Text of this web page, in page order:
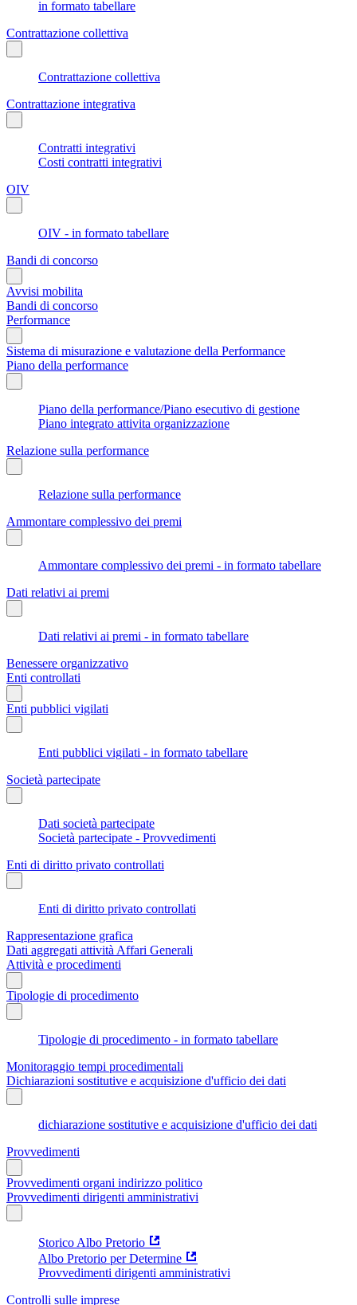
in formato tabellare
Contrattazione collettiva
Contrattazione collettiva
Contrattazione integrativa
Contratti integrativi
Costi contratti integrativi
OIV
OIV - in formato tabellare
Bandi di concorso
Avvisi mobilita
Bandi di concorso
Performance
Sistema di misurazione e valutazione della Performance
Piano della performance
Piano della performance/Piano esecutivo di gestione
Piano integrato attivita organizzazione
Relazione sulla performance
Relazione sulla performance
Ammontare complessivo dei premi
Ammontare complessivo dei premi - in formato tabellare
Dati relativi ai premi
Dati relativi ai premi - in formato tabellare
Benessere organizzativo
Enti controllati
Enti pubblici vigilati
Enti pubblici vigilati - in formato tabellare
Società partecipate
Dati società partecipate
Società partecipate - Provvedimenti
Enti di diritto privato controllati
Enti di diritto privato controllati
Rappresentazione grafica
Dati aggregati attività Affari Generali
Attività e procedimenti
Tipologie di procedimento
Tipologie di procedimento - in formato tabellare
Monitoraggio tempi procedimentali
Dichiarazioni sostitutive e acquisizione d'ufficio dei dati
dichiarazione sostitutive e acquisizione d'ufficio dei dati
Provvedimenti
Provvedimenti organi indirizzo politico
Provvedimenti dirigenti amministrativi
Storico Albo Pretorio
Albo Pretorio per Determine
Provvedimenti dirigenti amministrativi
Controlli sulle imprese